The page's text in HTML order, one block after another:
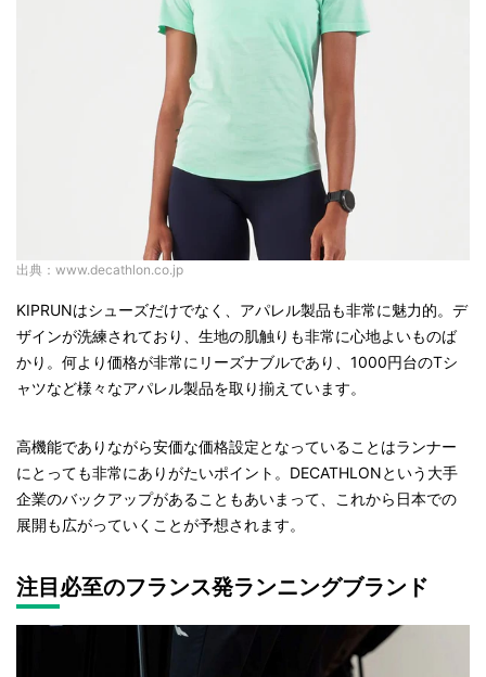
出典：www.decathlon.co.jp
KIPRUNはシューズだけでなく、アパレル製品も非常に魅力的。デ
ザインが洗練されており、生地の肌触りも非常に心地よいものば
かり。何より価格が非常にリーズナブルであり、1000円台のTシ
ャツなど様々なアパレル製品を取り揃えています。
高機能でありながら安価な価格設定となっていることはランナー
にとっても非常にありがたいポイント。DECATHLONという大手
企業のバックアップがあることもあいまって、これから日本での
展開も広がっていくことが予想されます。
注目必至のフランス発ランニングブランド